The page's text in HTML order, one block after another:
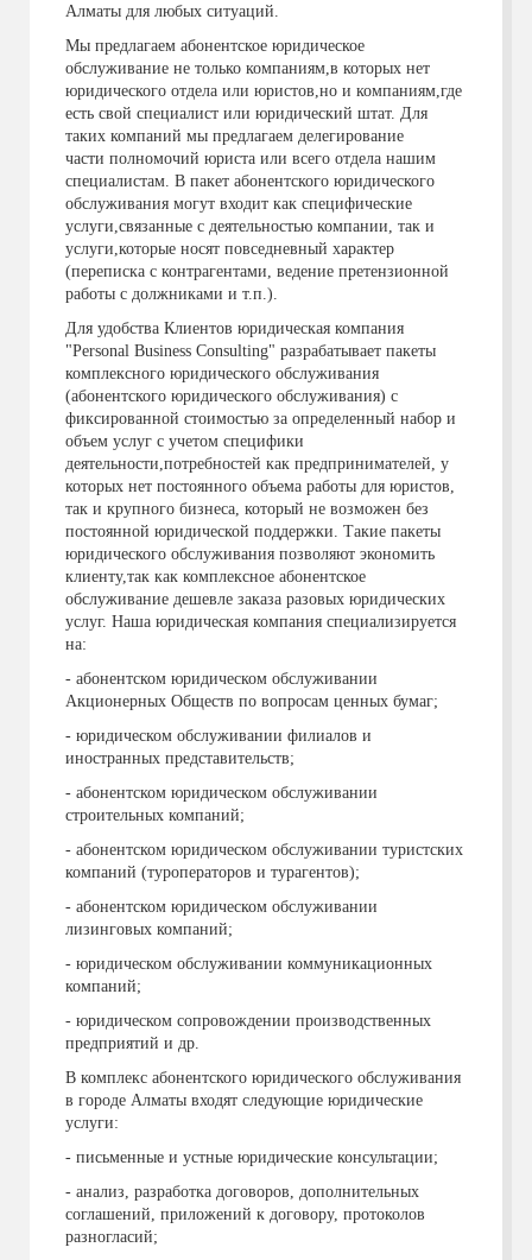
Алматы для любых ситуаций.
Мы предлагаем абонентское юридическое
обслуживание не только компаниям,в которых нет
юридического отдела или юристов,но и компаниям,где
есть свой специалист или юридический штат. Для
таких компаний мы предлагаем делегирование
части полномочий юриста или всего отдела нашим
специалистам. В пакет абонентского юридического
обслуживания могут входит как специфические
услуги,связанные с деятельностью компании, так и
услуги,которые носят повседневный характер
(переписка с контрагентами, ведение претензионной
работы с должниками и т.п.).
Для удобства Клиентов юридическая компания
"Personal Business Consulting" разрабатывает пакеты
комплексного юридического обслуживания
(абонентского юридического обслуживания) с
фиксированной стоимостью за определенный набор и
объем услуг с учетом специфики
деятельности,потребностей как предпринимателей, у
которых нет постоянного объема работы для юристов,
так и крупного бизнеса, который не возможен без
постоянной юридической поддержки. Такие пакеты
юридического обслуживания позволяют экономить
клиенту,так как комплексное абонентское
обслуживание дешевле заказа разовых юридических
услуг. Наша юридическая компания специализируется
на:
- абонентском юридическом обслуживании
Акционерных Обществ по вопросам ценных бумаг;
- юридическом обслуживании филиалов и
иностранных представительств;
- абонентском юридическом обслуживании
строительных компаний;
- абонентском юридическом обслуживании туристских
компаний (туроператоров и турагентов);
- абонентском юридическом обслуживании
лизинговых компаний;
- юридическом обслуживании коммуникационных
компаний;
- юридическом сопровождении производственных
предприятий и др.
В комплекс абонентского юридического обслуживания
в городе Алматы входят следующие юридические
услуги:
- письменные и устные юридические консультации;
- анализ, разработка договоров, дополнительных
соглашений, приложений к договору, протоколов
разногласий;